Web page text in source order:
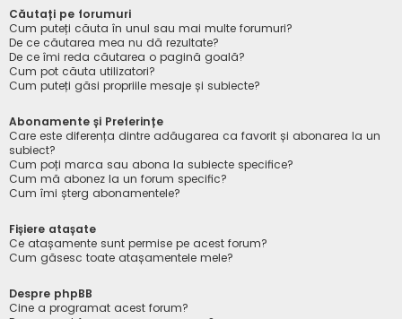
Căutați pe forumuri
Cum puteți căuta în unul sau mai multe forumuri?
De ce căutarea mea nu dă rezultate?
De ce îmi reda căutarea o pagină goală?
Cum pot căuta utilizatori?
Cum puteți găsi propriile mesaje și subiecte?
Abonamente și Preferințe
Care este diferența dintre adăugarea ca favorit și abonarea la un
subiect?
Cum poți marca sau abona la subiecte specifice?
Cum mă abonez la un forum specific?
Cum îmi șterg abonamentele?
Fișiere atașate
Ce atașamente sunt permise pe acest forum?
Cum găsesc toate atașamentele mele?
Despre phpBB
Cine a programat acest forum?